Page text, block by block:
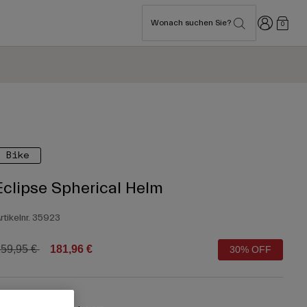
Wonach suchen Sie? Anmelden
0
Bike
Spherical Helm
35923
reduced from
€to 181,96 € 30% OFF